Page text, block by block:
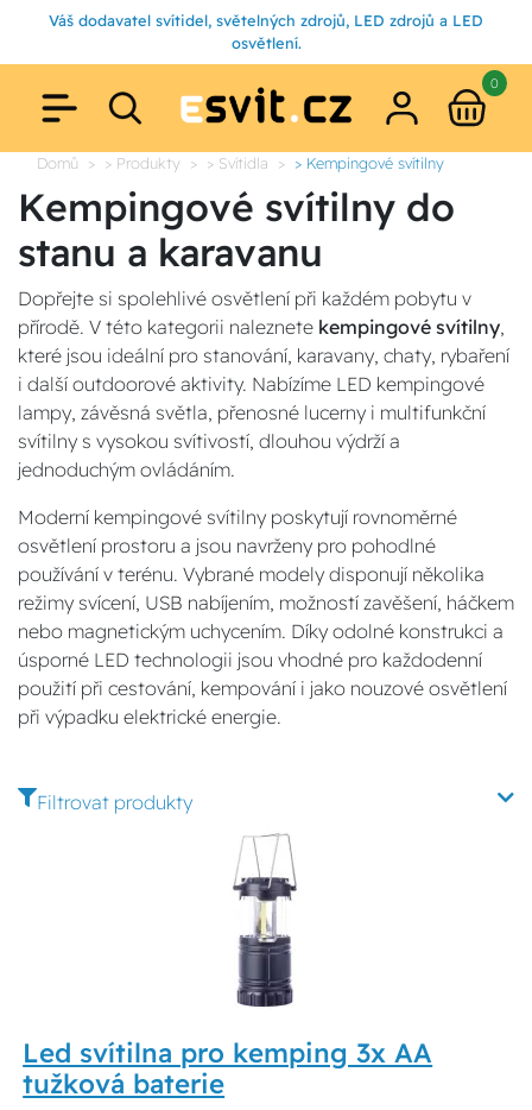
Váš dodavatel svítidel, světelných zdrojů, LED zdrojů a LED
osvětlení.
0
Domů > Produkty > Svítidla > Kempingové svítilny
Kempingové svítilny do
stanu a karavanu
Dopřejte si spolehlivé osvětlení při každém pobytu v
přírodě. V této kategorii naleznete kempingové svítilny,
které jsou ideální pro stanování, karavany, chaty, rybaření
i další outdoorové aktivity. Nabízíme LED kempingové
lampy, závěsná světla, přenosné lucerny i multifunkční
svítilny s vysokou svítivostí, dlouhou výdrží a
jednoduchým ovládáním.
Moderní kempingové svítilny poskytují rovnoměrné
osvětlení prostoru a jsou navrženy pro pohodlné
používání v terénu. Vybrané modely disponují několika
režimy svícení, USB nabíjením, možností zavěšení, háčkem
nebo magnetickým uchycením. Díky odolné konstrukci a
úsporné LED technologii jsou vhodné pro každodenní
použití při cestování, kempování i jako nouzové osvětlení
při výpadku elektrické energie.
Filtrovat produkty
Led svítilna pro kemping 3x AA
tužková baterie